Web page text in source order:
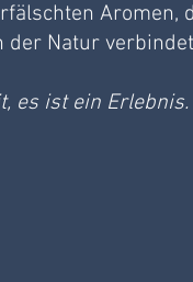
Aromen,
der Natur
es ist ein Erlebnis.